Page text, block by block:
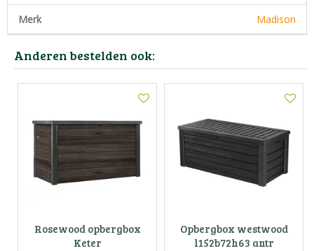
Merk Madison
Anderen bestelden ook:
Rosewood opbergbox
Keter
Opbergbox westwood
l152b72h63 antr